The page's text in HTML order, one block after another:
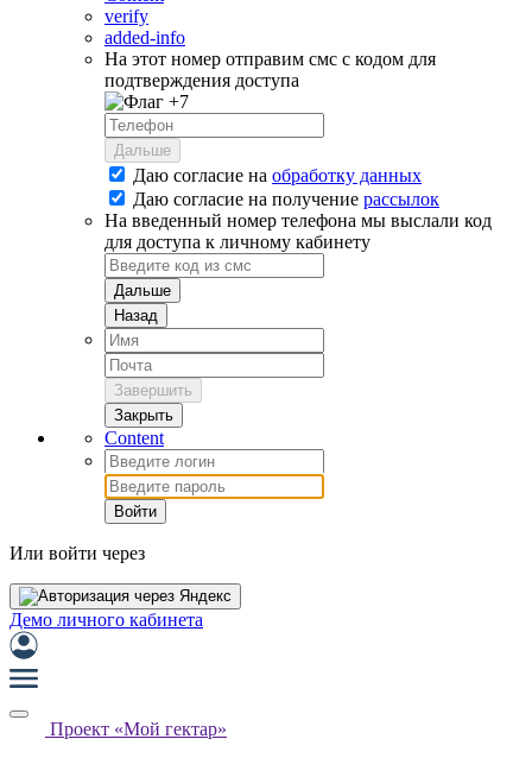
verify
added-info
На этот номер отправим смс с кодом для
подтверждения доступа
+7
Дальше
Даю согласие на обработку данных
Даю согласие на получение рассылок
На введенный номер телефона мы выслали код
для доступа к личному кабинету
Дальше
Назад
Завершить
Закрыть
Content
Войти
Или войти через
Демо личного кабинета
Проект «Мой гектар»